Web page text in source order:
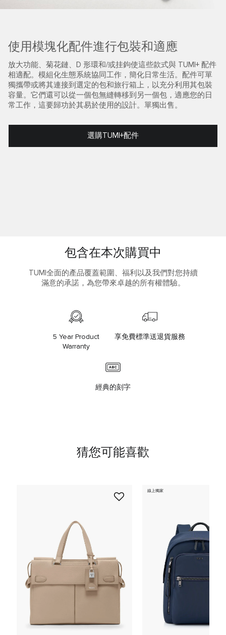
使用模塊化配件進行包裝和適應
放大功能、菊花鏈、D 形環和/或挂鉤使這些款式與 TUMI+ 配件
相適配。模組化生態系統協同工作，簡化日常生活。配件可單
獨攜帶或將其連接到選定的包和旅行箱上，以充分利用其包裝
容量。它們還可以從一個包無縫轉移到另一個包，適應您的日
常工作，這要歸功於其易於使用的設計。單獨出售。
選購TUMI+配件
包含在本次購買中
TUMI全面的產品覆蓋範圍、福利以及我們對您持續
滿意的承諾，為您帶來卓越的所有權體驗。
5 Year Product
Warranty
享免費標準送退貨服務
經典的刻字
猜您可能喜歡
線上獨家